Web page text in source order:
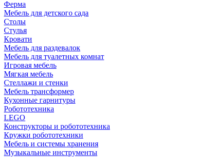
Ферма
Мебель для детского сада
Столы
Cтулья
Кровати
Мебель для раздевалок
Мебель для туалетных комнат
Игровая мебель
Мягкая мебель
Стеллажи и стенки
Мебель трансформер
Кухонные гарнитуры
Робототехника
LEGO
Конструкторы и робототехника
Кружки робототехники
Мебель и системы хранения
Музыкальные инструменты